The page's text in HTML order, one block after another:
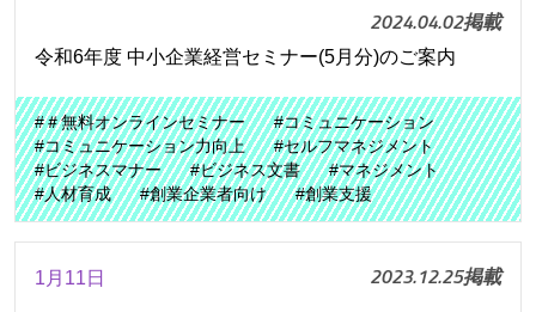
2024.04.02掲載
令和6年度 中小企業経営セミナー(5月分)のご案内
#＃無料オンラインセミナー
#コミュニケーション
#コミュニケーション力向上
#セルフマネジメント
#ビジネスマナー
#ビジネス文書
#マネジメント
#人材育成
#創業企業者向け #創業支援
1月11日 2023.12.25掲載